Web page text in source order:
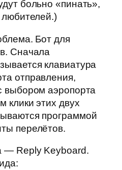
больно «пинать»,
любителей.)
Бот для
Сначала
клавиатура
отправления,
выбором аэропорта
клики этих двух
программой
перелётов.
— Reply Keyboard.